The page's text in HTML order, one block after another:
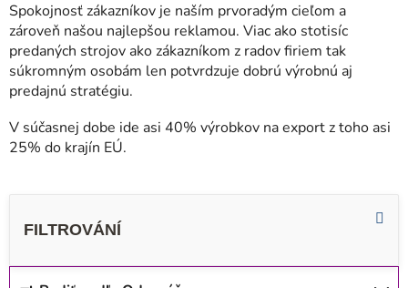
Spokojnosť zákazníkov je naším prvoradým cieľom a
zároveň našou najlepšou reklamou. Viac ako stotisíc
predaných strojov ako zákazníkom z radov firiem tak
súkromným osobám len potvrdzuje dobrú výrobnú aj
predajnú stratégiu.
V súčasnej dobe ide asi 40% výrobkov na export z toho asi
25% do krajín EÚ.
R